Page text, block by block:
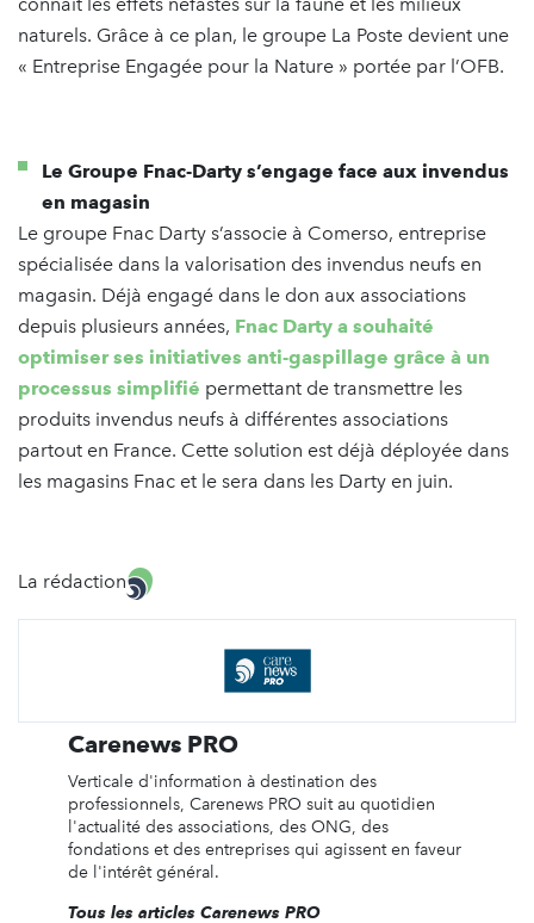
naturels. Grâce à ce plan, le groupe La Poste devient une
« Entreprise Engagée pour la Nature » portée par l’OFB.
Le Groupe Fnac-Darty s’engage face aux invendus
en magasin
Le groupe Fnac Darty s’associe à Comerso, entreprise
spécialisée dans la valorisation des invendus neufs en
magasin. Déjà engagé dans le don aux associations
depuis plusieurs années, Fnac Darty a souhaité
optimiser ses initiatives anti-gaspillage grâce à un
processus simplifié permettant de transmettre les
produits invendus neufs à différentes associations
partout en France. Cette solution est déjà déployée dans
les magasins Fnac et le sera dans les Darty en juin.
La rédaction
Carenews PRO
Verticale d'information à destination des
professionnels, Carenews PRO suit au quotidien
l'actualité des associations, des ONG, des
fondations et des entreprises qui agissent en faveur
de l'intérêt général.
Tous les articles Carenews PRO